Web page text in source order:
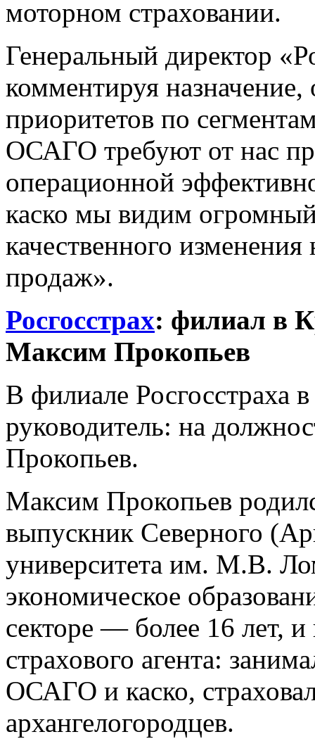
моторном страховании.
Генеральный директор
комментируя назначение,
приоритетов по
ОСАГО требуют от нас
операционной
каско мы видим
качественного
продаж».
Росгосстрах: филиал в
Максим Прокопьев
В филиале Росгосстраха
руководитель: на
Прокопьев.
Максим Прокопьев
выпускник Северного
университета им. М.В.
экономическое
секторе — более 16 лет,
страхового агента:
ОСАГО и каско,
архангелогородцев.